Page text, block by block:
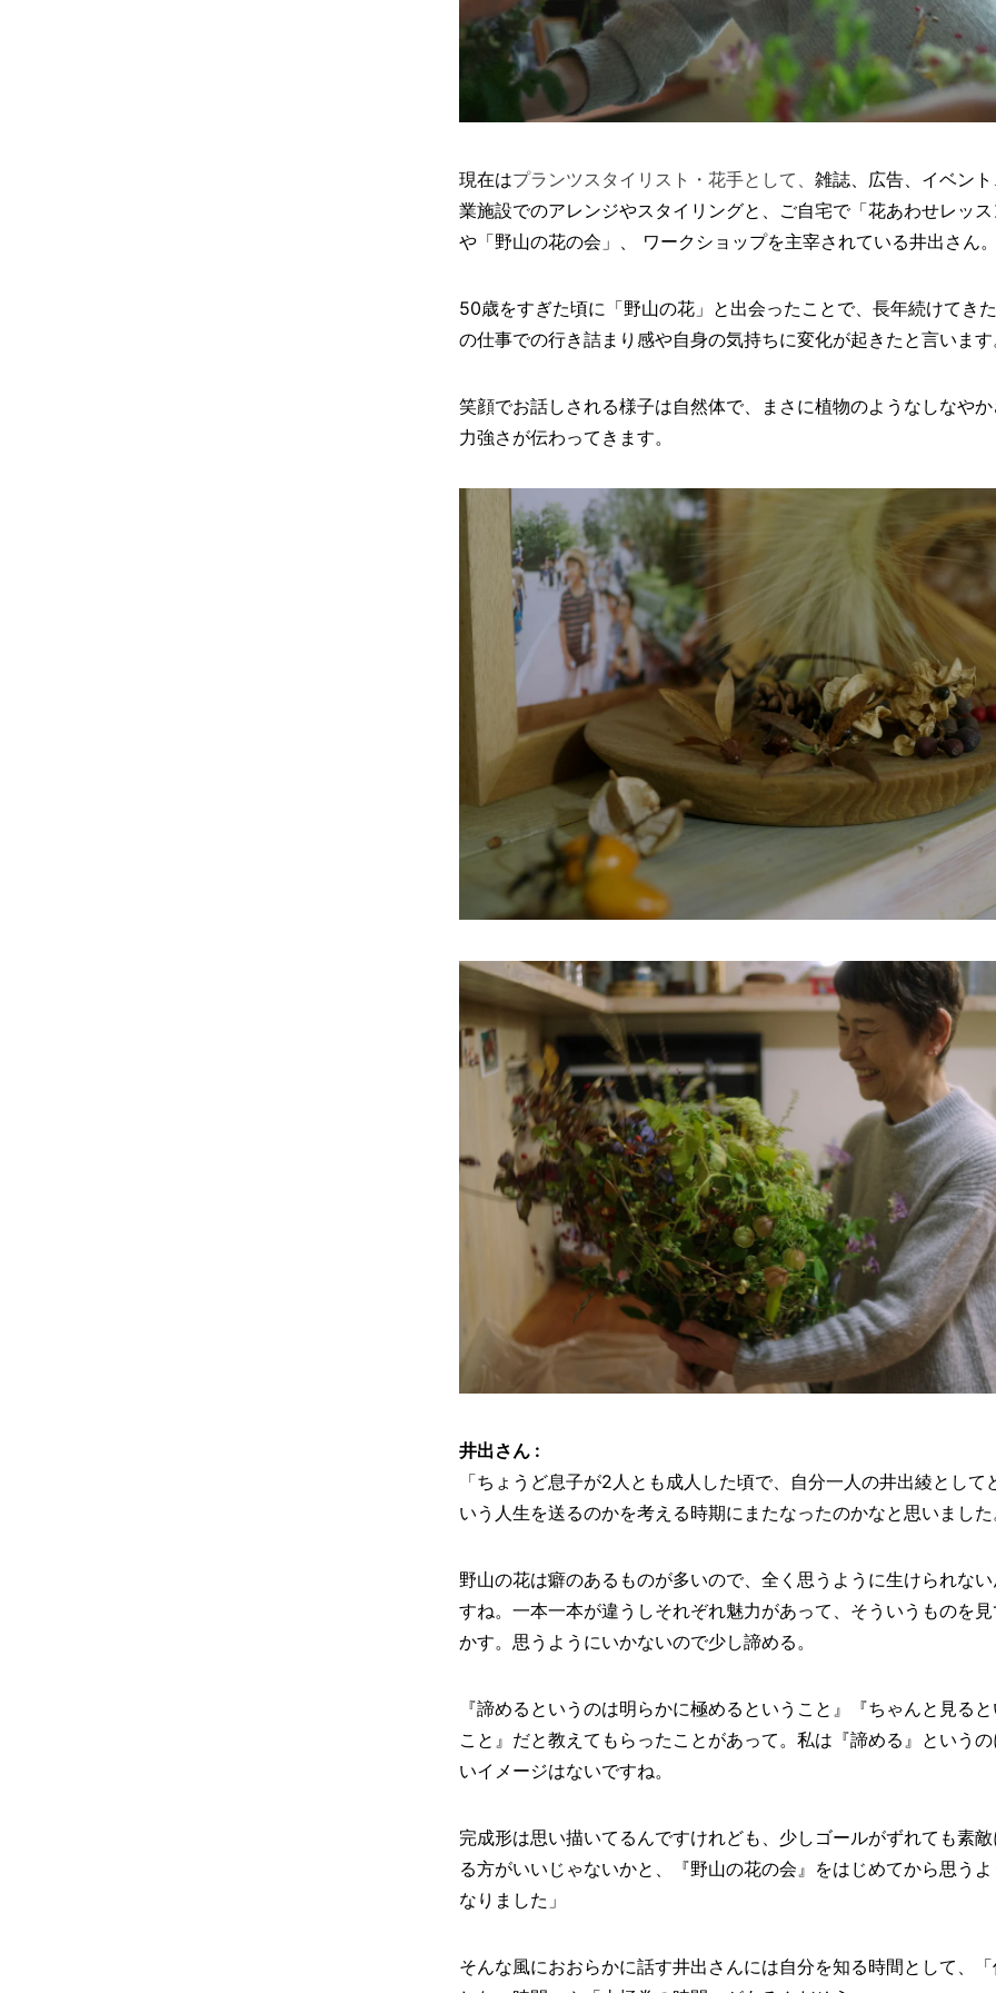
現在はプランツスタイリスト・花手として、 雑誌、広告、イベン
業施設でのアレンジやスタイリングと、ご自宅で「花あわせレッ
や「野山の花の会」、 ワークショップを主宰されている井出さん
50歳をすぎた頃に「野山の花」と出会ったことで、長年続けてき
の仕事での行き詰まり感や自身の気持ちに変化が起きたと言いま
笑顔でお話しされる様子は自然体で、まさに植物のようなしなや
力強さが伝わってきます。
井出さん :
「ちょうど息子が2人とも成人した頃で、自分一人の井出綾として
いう人生を送るのかを考える時期にまたなったのかなと思いまし
野山の花は癖のあるものが多いので、全く思うように生けられな
すね。一本一本が違うしそれぞれ魅力があって、そういうものを
かす。思うようにいかないので少し諦める。
『諦めるというのは明らかに極めるということ』『ちゃんと見る
こと』だと教えてもらったことがあって。私は『諦める』という
いイメージはないですね。
完成形は思い描いてるんですけれども、少しゴールがずれても素
る方がいいじゃないかと、『野山の花の会』をはじめてから思う
なりました」
そんな風におおらかに話す井出さんには自分を知る時間として、